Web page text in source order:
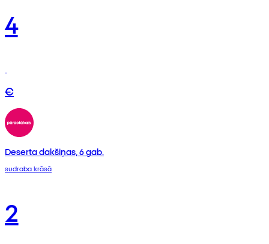
4
€
Deserta dakšiņas, 6 gab.
sudraba krāsā
2